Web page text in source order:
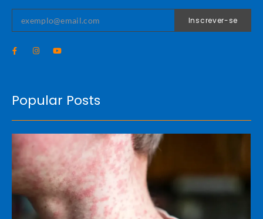
Inscrever-se
Popular Posts